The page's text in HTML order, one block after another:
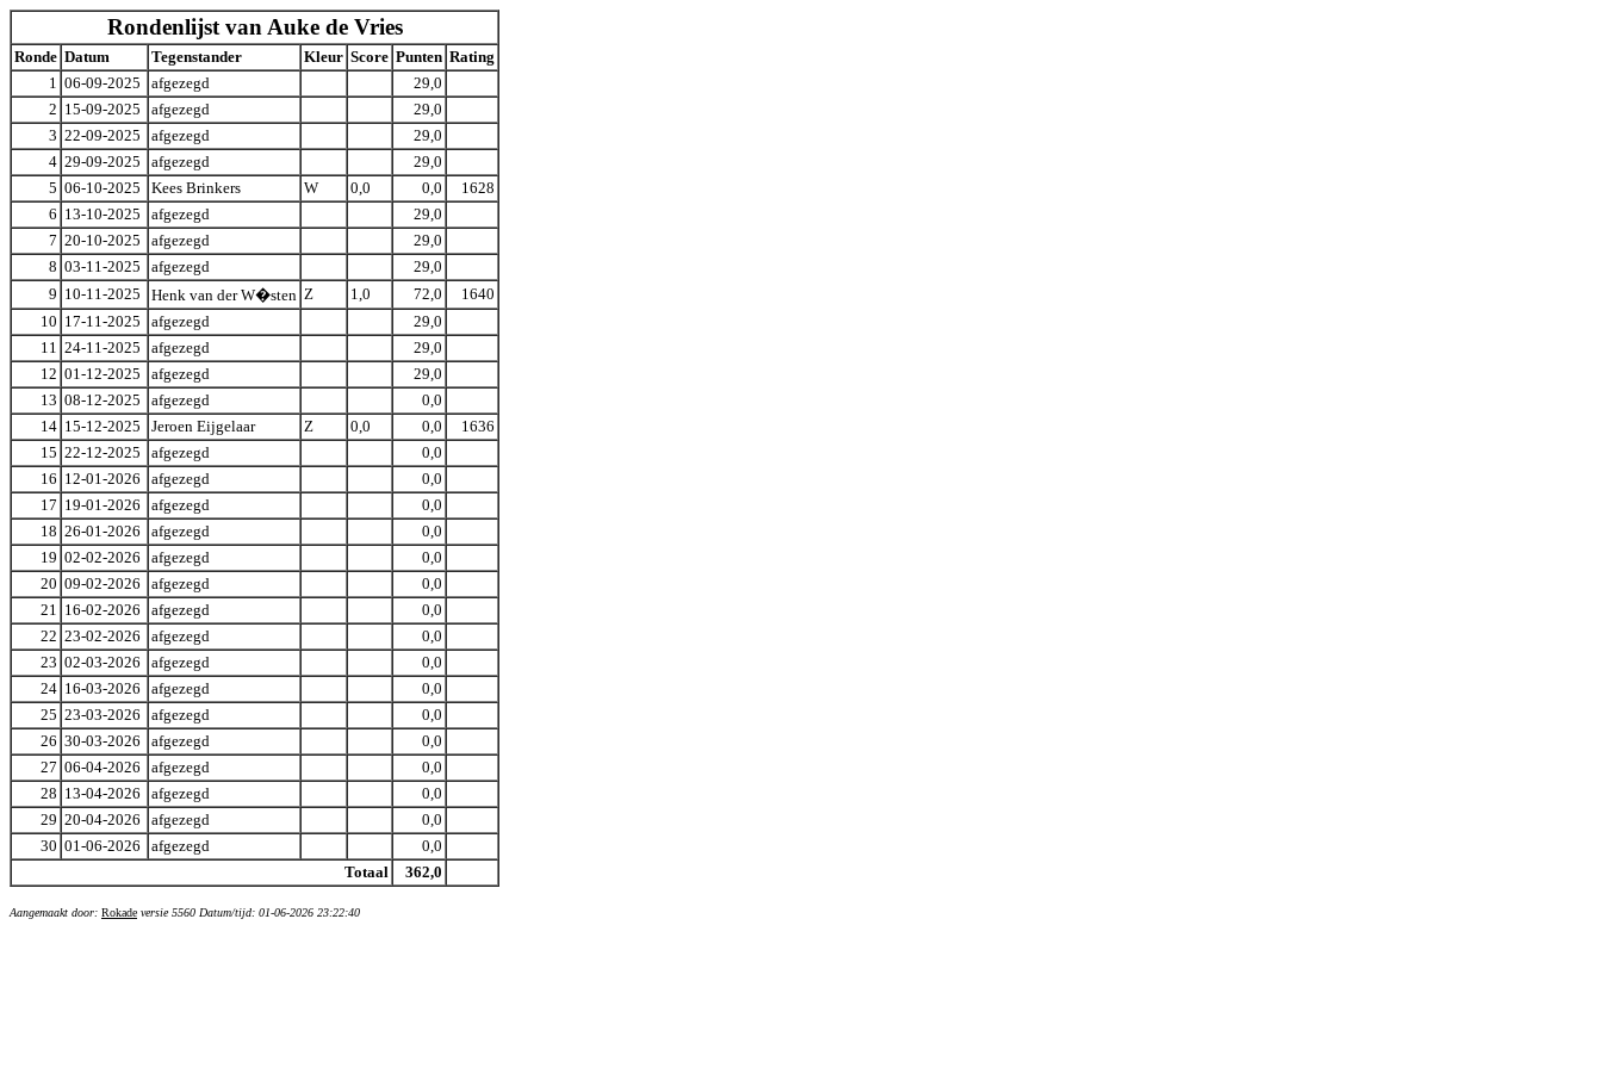
Rondenlijst van Auke de Vries
Ronde Datum Tegenstander Kleur Score Punten Rating
1 06-09-2025 afgezegd
29,0
2 15-09-2025 afgezegd
29,0
3 22-09-2025 afgezegd
29,0
4 29-09-2025 afgezegd
29,0
5 06-10-2025 Kees Brinkers W 0,0 0,0
1628
6 13-10-2025 afgezegd
29,0
7 20-10-2025 afgezegd
29,0
8 03-11-2025 afgezegd
29,0
9 10-11-2025 Henk van der W�sten Z 1,0 72,0
1640
10 17-11-2025 afgezegd
29,0
11 24-11-2025 afgezegd
29,0
12 01-12-2025 afgezegd
29,0
13 08-12-2025 afgezegd
0,0
14 15-12-2025 Jeroen Eijgelaar Z 0,0 0,0
1636
15 22-12-2025 afgezegd
0,0
16 12-01-2026 afgezegd
0,0
17 19-01-2026 afgezegd
0,0
18 26-01-2026 afgezegd
0,0
19 02-02-2026 afgezegd
0,0
20 09-02-2026 afgezegd
0,0
21 16-02-2026 afgezegd
0,0
22 23-02-2026 afgezegd
0,0
23 02-03-2026 afgezegd
0,0
24 16-03-2026 afgezegd
0,0
25 23-03-2026 afgezegd
0,0
26 30-03-2026 afgezegd
0,0
27 06-04-2026 afgezegd
0,0
28 13-04-2026 afgezegd
0,0
29 20-04-2026 afgezegd
0,0
30 01-06-2026 afgezegd
0,0
Totaal
362,0
Aangemaakt door: Rokade versie 5560 Datum/tijd: 01-06-2026 23:22:40